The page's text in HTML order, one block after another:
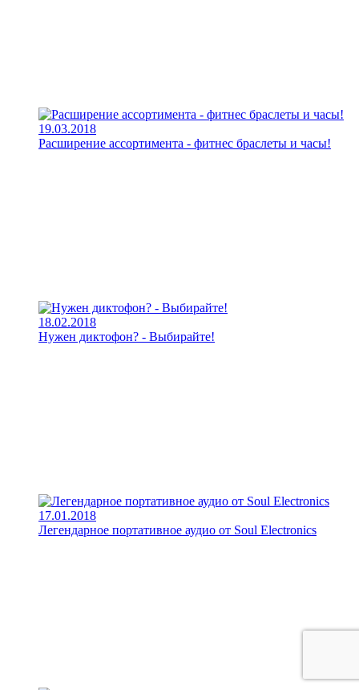
19.03.2018
Расширение ассортимента - фитнес браслеты и часы!
18.02.2018
Нужен диктофон? - Выбирайте!
17.01.2018
Легендарное портативное аудио от Soul Electronics